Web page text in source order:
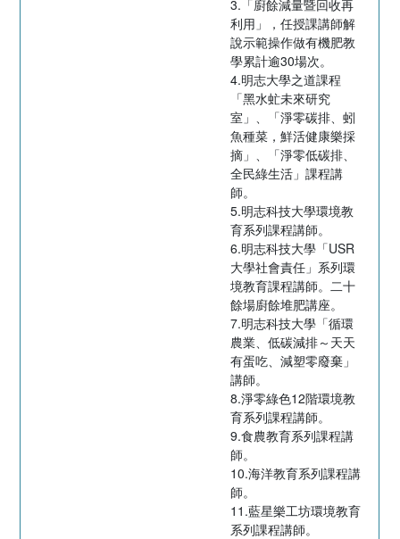
3.「廚餘減量暨回收再
利用」，任授課講師解
說示範操作做有機肥教
學累計逾30場次。
4.明志大學之道課程
「黑水虻未來研究
室」、「淨零碳排、蚓
魚種菜，鮮活健康樂採
摘」、「淨零低碳排、
全民綠生活」課程講
師。
5.明志科技大學環境教
育系列課程講師。
6.明志科技大學「USR
大學社會責任」系列環
境教育課程講師。二十
餘場廚餘堆肥講座。
7.明志科技大學「循環
農業、低碳減排～天天
有蛋吃、減塑零廢棄」
講師。
8.淨零綠色12階環境教
育系列課程講師。
9.食農教育系列課程講
師。
10.海洋教育系列課程講
師。
11.藍星樂工坊環境教育
系列課程講師。